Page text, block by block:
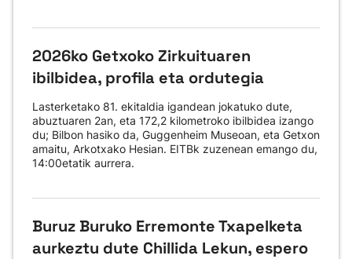
2026ko Getxoko Zirkuituaren
ibilbidea, profila eta ordutegia
Lasterketako 81. ekitaldia igandean jokatuko dute,
abuztuaren 2an, eta 172,2 kilometroko ibilbidea izango
du; Bilbon hasiko da, Guggenheim Museoan, eta Getxon
amaitu, Arkotxako Hesian. EITBk zuzenean emango du,
14:00etatik aurrera.
Buruz Buruko Erremonte Txapelketa
aurkeztu dute Chillida Lekun, espero